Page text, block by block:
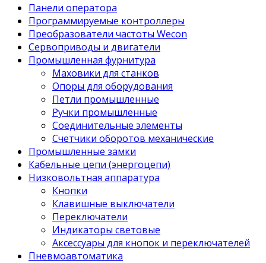
Панели оператора
Программируемые контроллеры
Преобразователи частоты Wecon
Сервоприводы и двигатели
Промышленная фурнитура
Маховики для станков
Опоры для оборудования
Петли промышленные
Ручки промышленные
Соединительные элементы
Счетчики оборотов механические
Промышленные замки
Кабельные цепи (энергоцепи)
Низковольтная аппаратура
Кнопки
Клавишные выключатели
Переключатели
Индикаторы световые
Аксессуары для кнопок и переключателей
Пневмоавтоматика